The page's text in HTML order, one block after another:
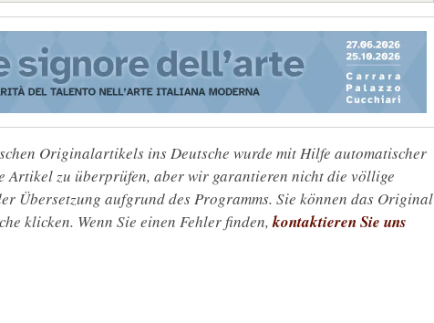
Originalartikels ins Deutsche wurde mit Hilfe automatischer
Artikel zu überprüfen, aber wir garantieren nicht die völlige
Übersetzung aufgrund des Programms. Sie können das Original
klicken. Wenn Sie einen Fehler finden,kontaktieren Sie uns